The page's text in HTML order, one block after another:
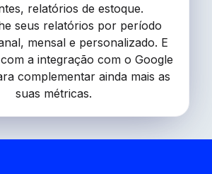
relatórios de estoque.
seus relatórios por período
mensal e personalizado. E
a integração com o Google
complementar ainda mais as
suas métricas.